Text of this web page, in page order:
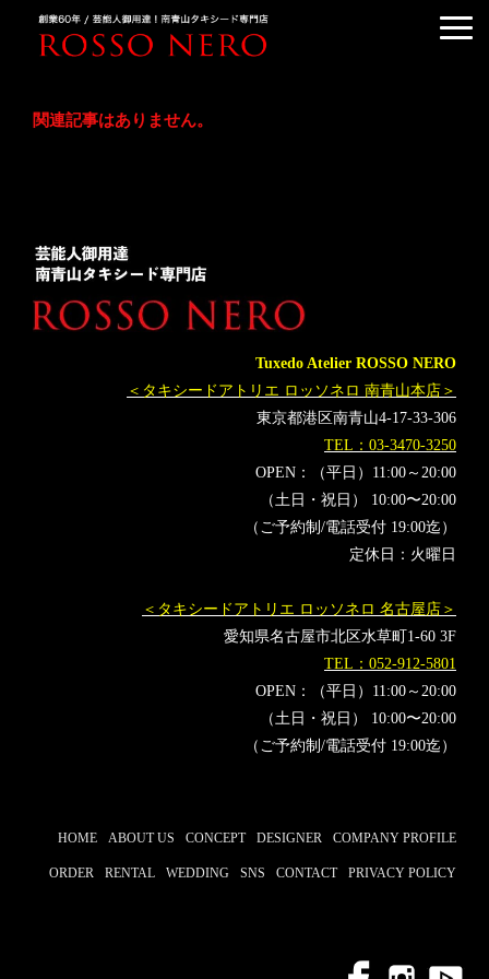
TUXEDO RENTAL
COLUMN &BLOG
ABOUT US
ACCESS
関連記事はありません。
Tuxedo Atelier ROSSO NERO
＜タキシードアトリエ ロッソネロ 南青山本店＞
東京都港区南青山4-17-33-306
TEL：03-3470-3250
OPEN：（平日）11:00～20:00
（土日・祝日） 10:00〜20:00
（ご予約制/電話受付 19:00迄）
定休日：火曜日
＜タキシードアトリエ ロッソネロ 名古屋店＞
愛知県名古屋市北区水草町1-60 3F
TEL：052-912-5801
OPEN：（平日）11:00～20:00
（土日・祝日） 10:00〜20:00
（ご予約制/電話受付 19:00迄）
HOME ABOUT US CONCEPT DESIGNER COMPANY PROFILE
ORDER RENTAL WEDDING SNS CONTACT PRIVACY POLICY